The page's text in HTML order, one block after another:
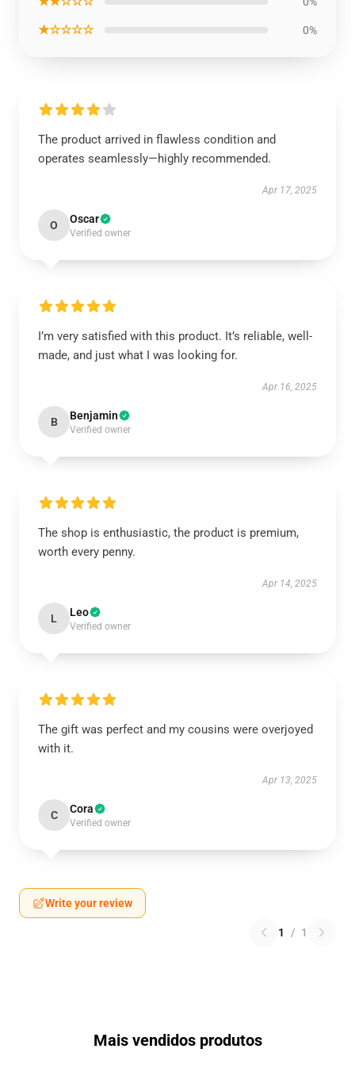
★☆☆☆☆ 0%
The product arrived in flawless condition and
operates seamlessly—highly recommended.
Apr 17, 2025
O Oscar
Verified owner
I’m very satisfied with this product. It’s reliable, well-
made, and just what I was looking for.
Apr 16, 2025
B Benjamin
Verified owner
The shop is enthusiastic, the product is premium,
worth every penny.
Apr 14, 2025
L Leo
Verified owner
The gift was perfect and my cousins were overjoyed
with it.
Apr 13, 2025
C Cora
Verified owner
Write your review
1 / 1
Mais vendidos produtos